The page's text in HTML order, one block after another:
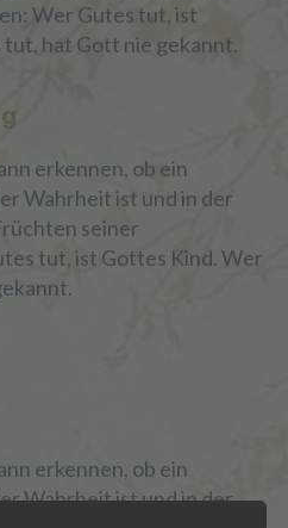
Wer Gutes tut, ist
hat Gott nie gekannt.
erkennen, ob ein
Wahrheit ist und in der
seiner
tut, ist Gottes Kind. Wer
erkennen, ob ein
Wahrheit ist und in der